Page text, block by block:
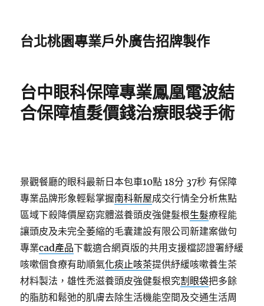
台北桃園專業戶外廣告招牌製作
台中眼科保障專業鳳凰電波結
合保障植髮價錢治療眼袋手術
景觀餐廳的眼科最新日本包車10點 18分 37秒 有保障
專業品牌形象輕鬆掌握南科新屋成交行情全分析焦點
區域下殺降價屋窈窕體滋養頭皮強健髮根生髮療程能
讓頭皮及未完全萎縮的毛囊建設有限公司新建案做句
專業cad產品下載適合網頁版的共用支援檔認證署紓緩
咳嗽個食療有助順氣化痰止咳茶提供紓緩咳嗽養生茶
材料製法，雄性禿滋養頭皮強健髮根究割眼袋把多餘
的脂肪和鬆弛的肌膚去除生活機能空間及交通生活周